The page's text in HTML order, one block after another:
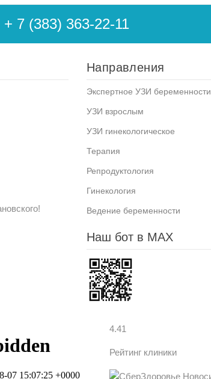
+ 7 (383) 363-22-11
Направления
Экспертное УЗИ беременности
УЗИ взрослым
УЗИ гинекологическое
Терапия
Репродуктология
Гинекология
Ведение беременности
Наш бот в MAX
4.41
Рейтинг клиники